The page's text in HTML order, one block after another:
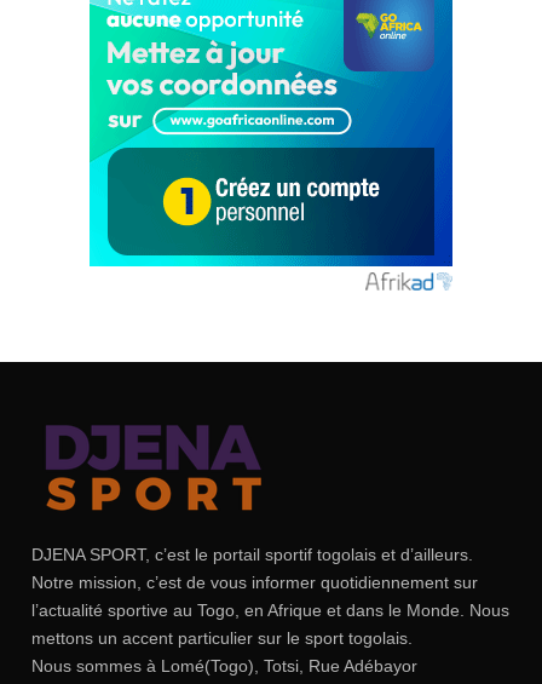
DJENA SPORT, c’est le portail sportif togolais et d’ailleurs.
Notre mission, c’est de vous informer quotidiennement sur
l’actualité sportive au Togo, en Afrique et dans le Monde. Nous
mettons un accent particulier sur le sport togolais.
Nous sommes à Lomé(Togo), Totsi, Rue Adébayor